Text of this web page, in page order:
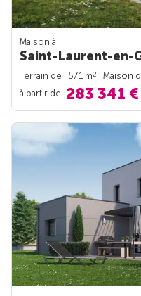
Maison à
Saint-Laurent-en-
Terrain de : 571 m2 | Maison
à partir de 283 341 €